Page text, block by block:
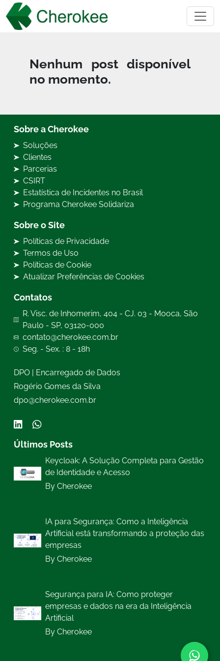
Nenhum post disponível
no momento.
Sobre a Cherokee
Soluções
Clientes
Parcerias
CSIRT
Estatística de Incidentes no Brasil
Programa Cherokee Solidariza
Sobre o Site
Políticas de Privacidade
Termos de Uso
Políticas de Cookie
Atualizar Preferências de Cookies
Contatos
R. Visc. de Inhomerim, 404 - CJ. 03 - Mooca, São
Paulo - SP, 03120-000
contato@cherokee.com.br
Seg. - Sex. : 8 - 18h
DPO | Encarregado de Dados
Rogério Gomes da Silva
dpo@cherokee.com.br
Últimos Posts
Keycloak: A Solução Completa para Gestão
de Identidade e Acesso
By Cherokee
IA para Segurança: Como a Inteligência
Artificial está transformando a proteção das
empresas
By Cherokee
Segurança para IA: Como proteger
empresas e dados na era da Inteligência
Artificial
By Cherokee